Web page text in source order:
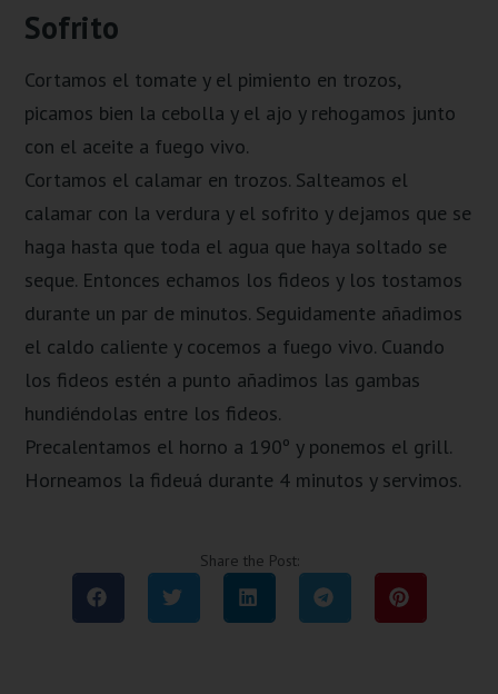
Sofrito
Cortamos el tomate y el pimiento en trozos,
picamos bien la cebolla y el ajo y rehogamos junto
con el aceite a fuego vivo.
Cortamos el calamar en trozos. Salteamos el
calamar con la verdura y el sofrito y dejamos que se
haga hasta que toda el agua que haya soltado se
seque. Entonces echamos los fideos y los tostamos
durante un par de minutos. Seguidamente añadimos
el caldo caliente y cocemos a fuego vivo. Cuando
los fideos estén a punto añadimos las gambas
hundiéndolas entre los fideos.
Precalentamos el horno a 190º y ponemos el grill.
Horneamos lafideuá durante 4 minutos y servimos.
Share the Post: